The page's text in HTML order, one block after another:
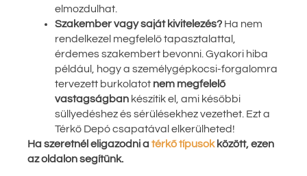
elmozdulhat.
Szakember vagy saját kivitelezés? Ha nem
rendelkezel megfelelő tapasztalattal,
érdemes szakembert bevonni. Gyakori hiba
például, hogy a személygépkocsi-forgalomra
tervezett burkolatot nem megfelelő
vastagságban készítik el, ami későbbi
süllyedéshez és sérülésekhez vezethet. Ezt a
Térkő Depó csapatával elkerülheted!
Ha szeretnél eligazodni atérkő típusokközött, ezen
az oldalon segítünk.